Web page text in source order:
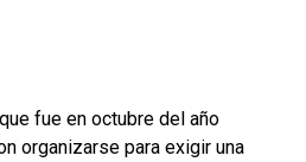
fue en octubre del año
organizarse para exigir una